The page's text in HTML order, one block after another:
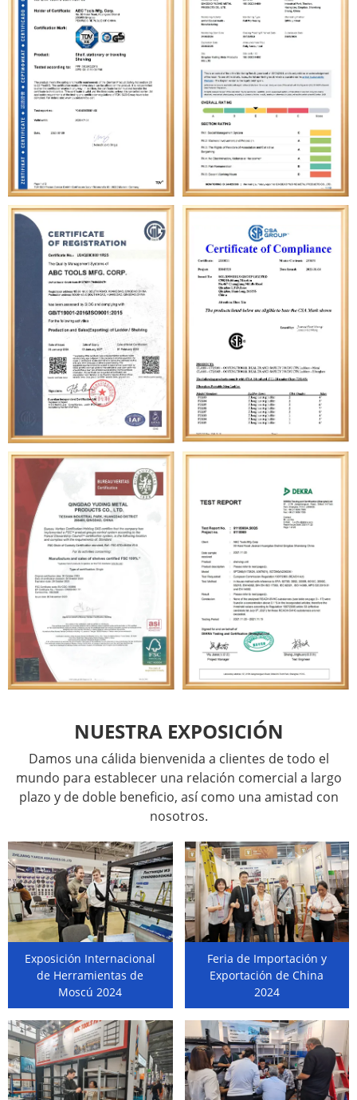
NUESTRA EXPOSICIÓN
Damos una cálida bienvenida a clientes de todo el
mundo para establecer una relación comercial a largo
plazo y de doble beneficio, así como una amistad con
nosotros.
Exposición Internacional
de Herramientas de
Moscú 2024
Feria de Importación y
Exportación de China
2024